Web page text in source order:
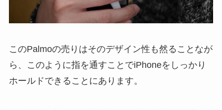
このPalmoの売りはそのデザイン性も然ることなが
ら、このように指を通すことでiPhoneをしっかり
ホールドできることにあります。